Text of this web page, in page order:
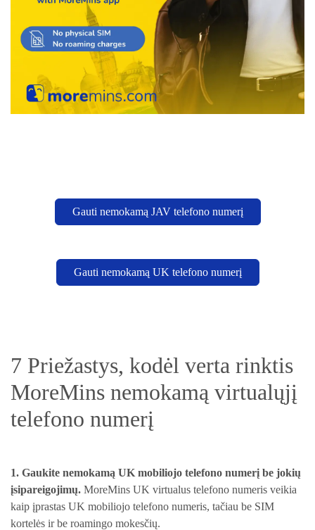
Gauti nemokamą JAV telefono numerį
Gauti nemokamą UK telefono numerį
7 Priežastys, kodėl verta rinktis
MoreMins nemokamą virtualųjį
telefono numerį
1. Gaukite nemokamą UK mobiliojo telefono numerį be jokių
įsipareigojimų. MoreMins UK virtualus telefono numeris veikia
kaip įprastas UK mobiliojo telefono numeris, tačiau be SIM
kortelės ir be roamingo mokesčių.